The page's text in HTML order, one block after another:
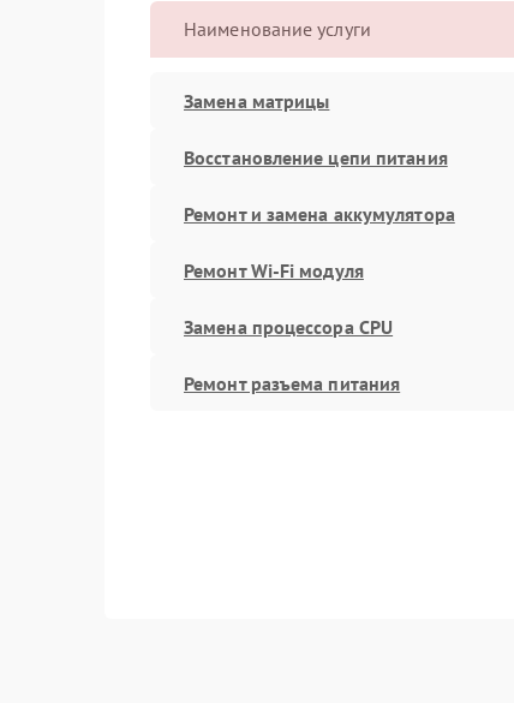
Наименование услуги
Замена матрицы
Восстановление цепи питания
Ремонт и замена аккумулятора
Ремонт Wi-Fi модуля
Замена процессора CPU
Ремонт разъема питания